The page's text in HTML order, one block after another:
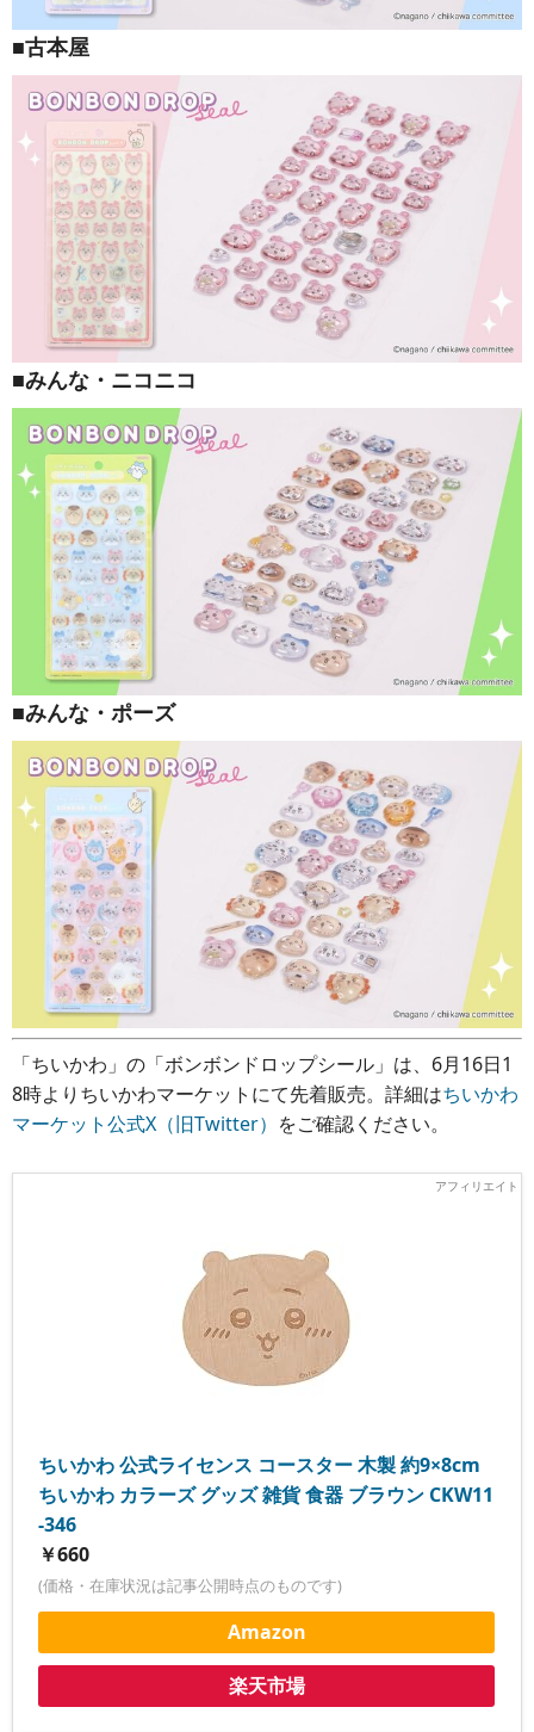
■古本屋
■みんな・ニコニコ
■みんな・ポーズ
「ちいかわ」の「ボンボンドロップシール」は、6月16日1
8時よりちいかわマーケットにて先着販売。詳細はちいかわ
マーケット公式X（旧Twitter） をご確認ください。
ちいかわ 公式ライセンス コースター 木製 約9×8cm
ちいかわ カラーズ グッズ 雑貨 食器 ブラウン CKW11
-346
￥660
(価格・在庫状況は記事公開時点のものです)
Amazon
楽天市場